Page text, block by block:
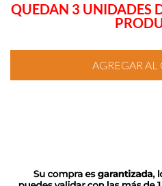
QUEDAN 3 UNIDADES